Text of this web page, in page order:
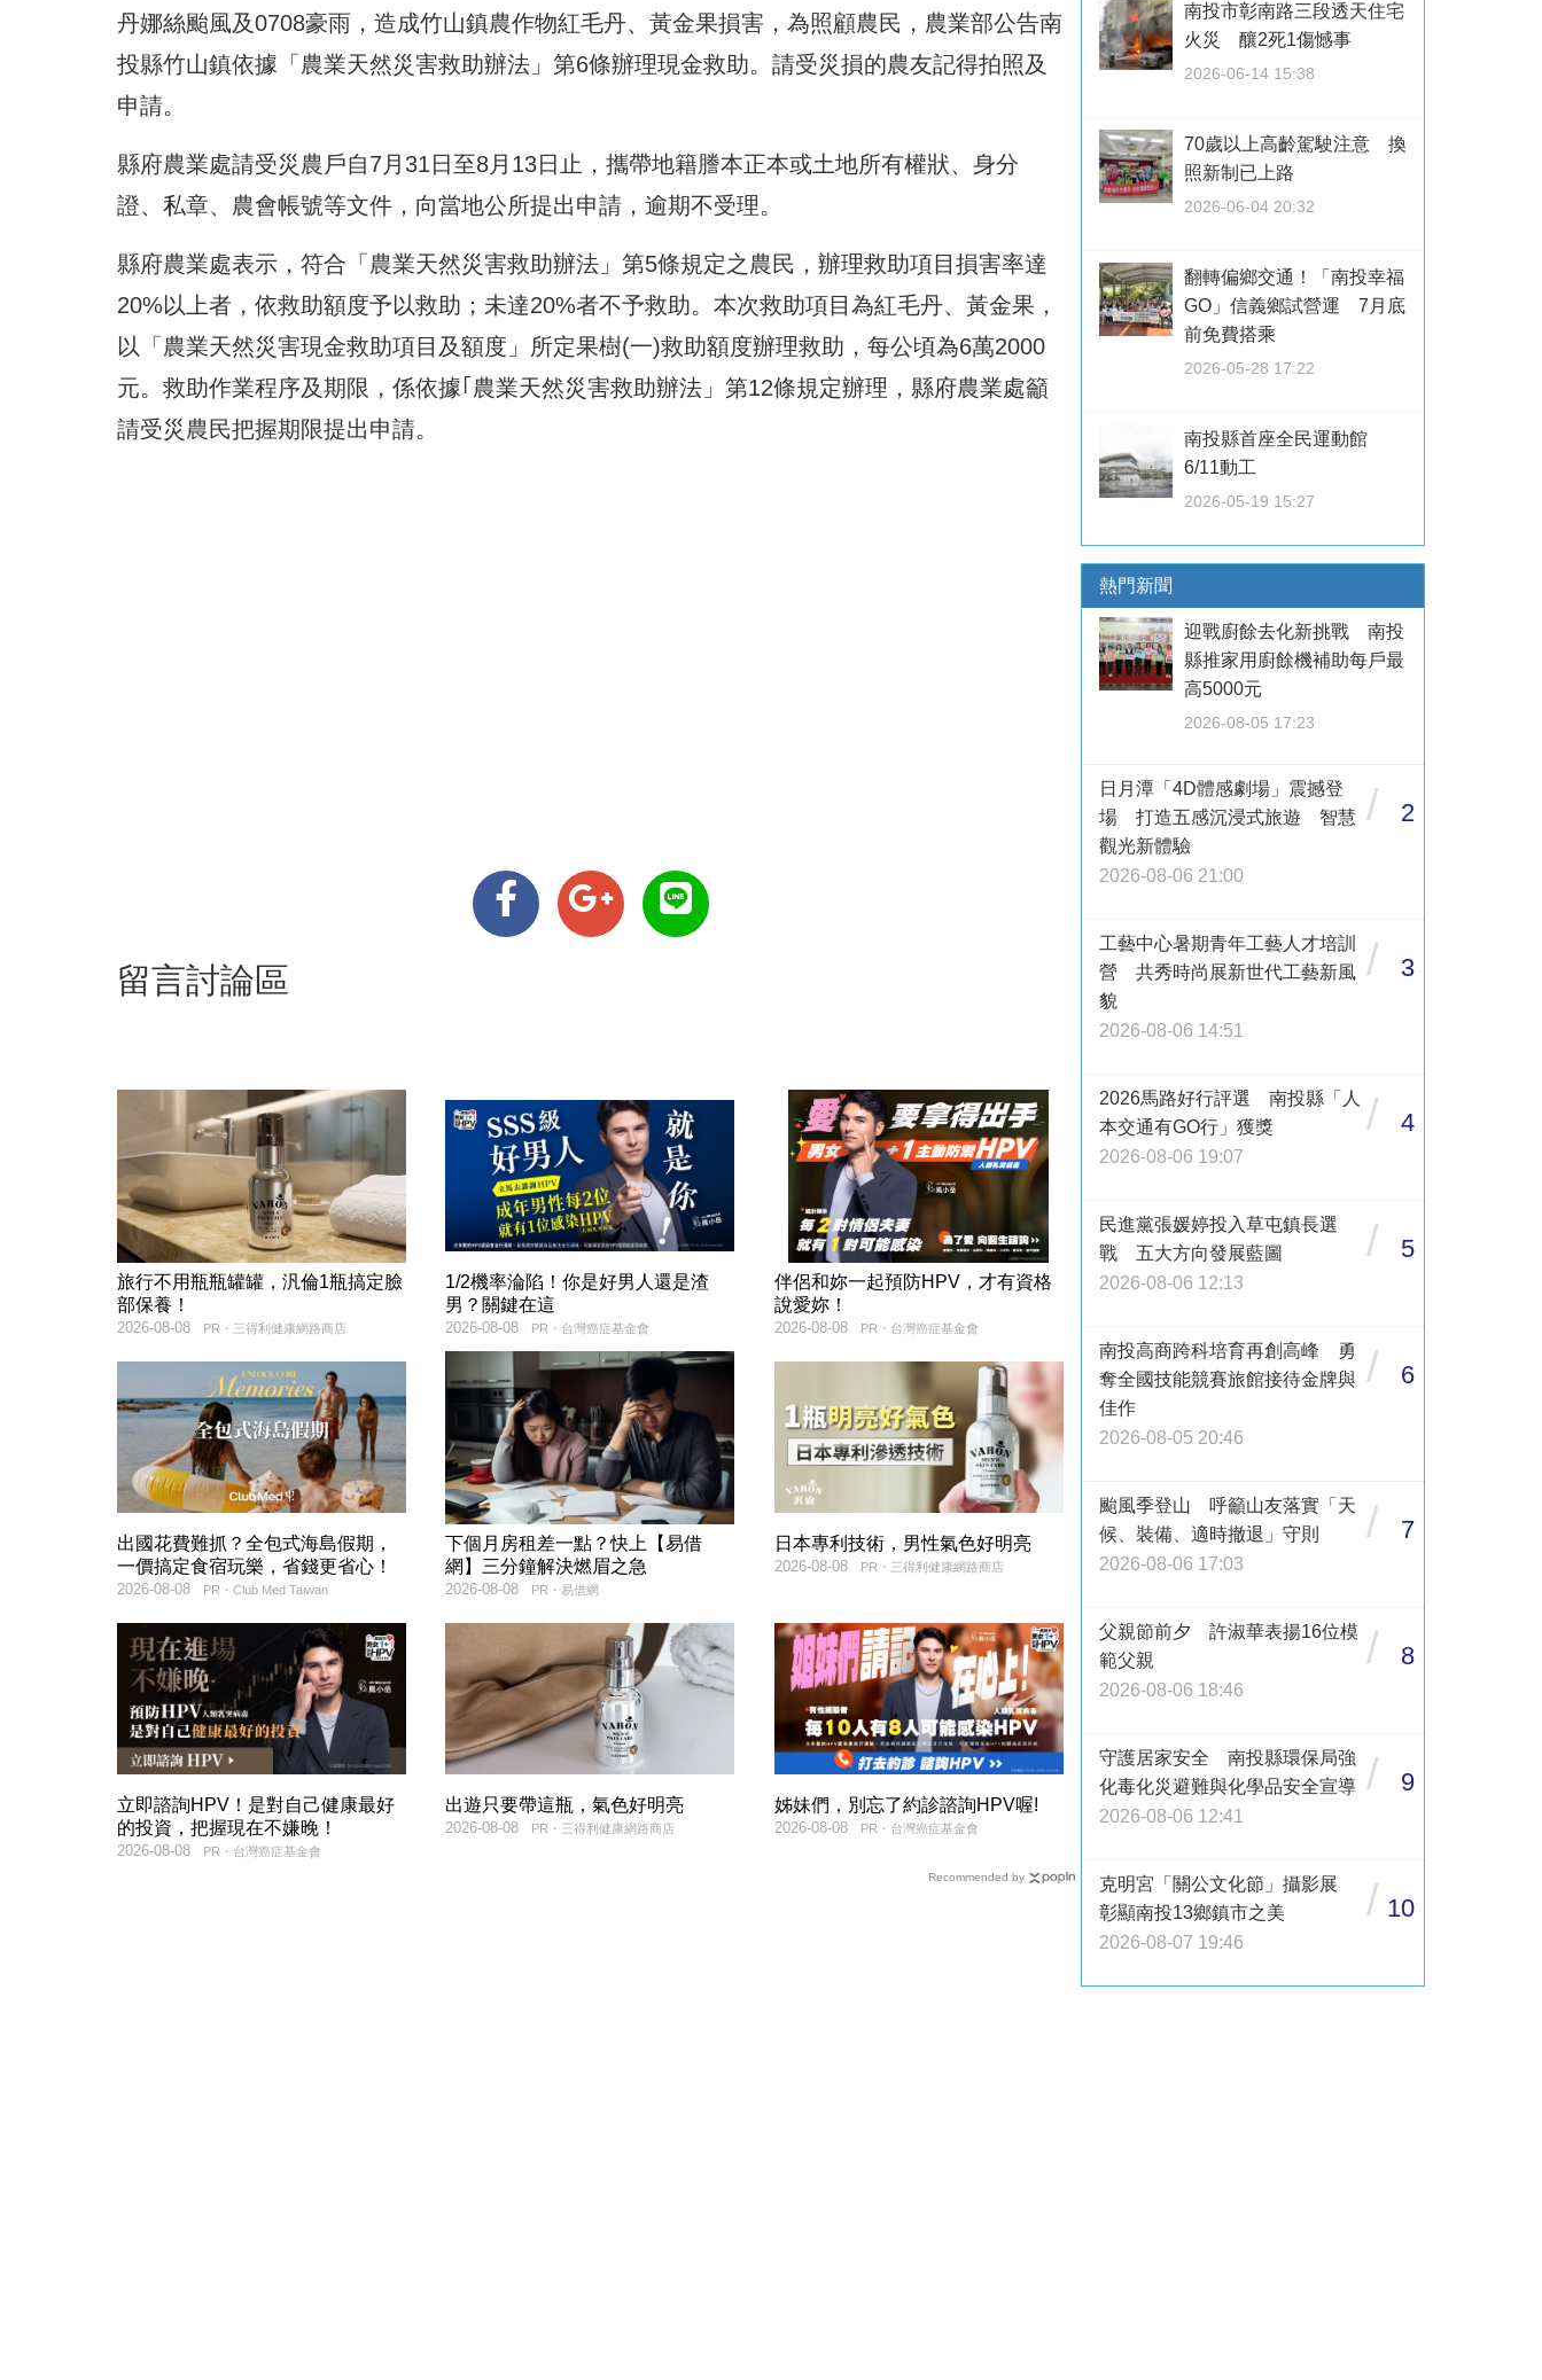
丹娜絲颱風及0708豪雨，造成竹山鎮農作物紅毛丹、黃金果損害，為照顧農民，農業部公告南
投縣竹山鎮依據「農業天然災害救助辦法」第6條辦理現金救助。請受災損的農友記得拍照及
申請。
縣府農業處請受災農戶自7月31日至8月13日止，攜帶地籍謄本正本或土地所有權狀、身分
證、私章、農會帳號等文件，向當地公所提出申請，逾期不受理。
縣府農業處表示，符合「農業天然災害救助辦法」第5條規定之農民，辦理救助項目損害率達
20%以上者，依救助額度予以救助；未達20%者不予救助。本次救助項目為紅毛丹、黃金果，
以「農業天然災害現金救助項目及額度」所定果樹(一)救助額度辦理救助，每公頃為6萬2000
元。救助作業程序及期限，係依據｢農業天然災害救助辦法」第12條規定辦理，縣府農業處籲
請受災農民把握期限提出申請。
留言討論區
旅行不用瓶瓶罐罐，汎倫1瓶搞定臉
部保養！
PR・三得利健康網路商店
2026-08-08
1/2機率淪陷！你是好男人還是渣
男？關鍵在這
PR・台灣癌症基金會
2026-08-08
伴侶和妳一起預防HPV，才有資格
說愛妳！
PR・台灣癌症基金會
2026-08-08
出國花費難抓？全包式海島假期，
一價搞定食宿玩樂，省錢更省心！
PR・Club Med Taiwan
2026-08-08
下個月房租差一點？快上【易借
網】三分鐘解決燃眉之急
PR・易借網
2026-08-08
日本專利技術，男性氣色好明亮
PR・三得利健康網路商店
2026-08-08
立即諮詢HPV！是對自己健康最好
的投資，把握現在不嫌晚！
PR・台灣癌症基金會
2026-08-08
出遊只要帶這瓶，氣色好明亮
PR・三得利健康網路商店
2026-08-08
姊妹們，別忘了約診諮詢HPV喔!
PR・台灣癌症基金會
2026-08-08
Recommended by
南投市彰南路三段透天住宅
火災 釀2死1傷憾事
2026-06-14 15:38
70歲以上高齡駕駛注意 換
照新制已上路
2026-06-04 20:32
翻轉偏鄉交通！「南投幸福
GO」信義鄉試營運 7月底
前免費搭乘
2026-05-28 17:22
南投縣首座全民運動館
6/11動工
2026-05-19 15:27
熱門新聞
迎戰廚餘去化新挑戰 南投
縣推家用廚餘機補助每戶最
高5000元
2026-08-05 17:23
日月潭「4D體感劇場」震撼登
場 打造五感沉浸式旅遊 智慧
觀光新體驗
2026-08-06 21:00
/ 2
工藝中心暑期青年工藝人才培訓
營 共秀時尚展新世代工藝新風
貌
2026-08-06 14:51
/ 3
2026馬路好行評選 南投縣「人
本交通有GO行」獲獎
2026-08-06 19:07
/ 4
民進黨張媛婷投入草屯鎮長選
戰 五大方向發展藍圖
2026-08-06 12:13
/ 5
南投高商跨科培育再創高峰 勇
奪全國技能競賽旅館接待金牌與
佳作
2026-08-05 20:46
/ 6
颱風季登山 呼籲山友落實「天
候、裝備、適時撤退」守則
2026-08-06 17:03
/ 7
父親節前夕 許淑華表揚16位模
範父親
2026-08-06 18:46
/ 8
守護居家安全 南投縣環保局強
化毒化災避難與化學品安全宣導
2026-08-06 12:41
/ 9
克明宮「關公文化節」攝影展
彰顯南投13鄉鎮市之美
2026-08-07 19:46
/ 10